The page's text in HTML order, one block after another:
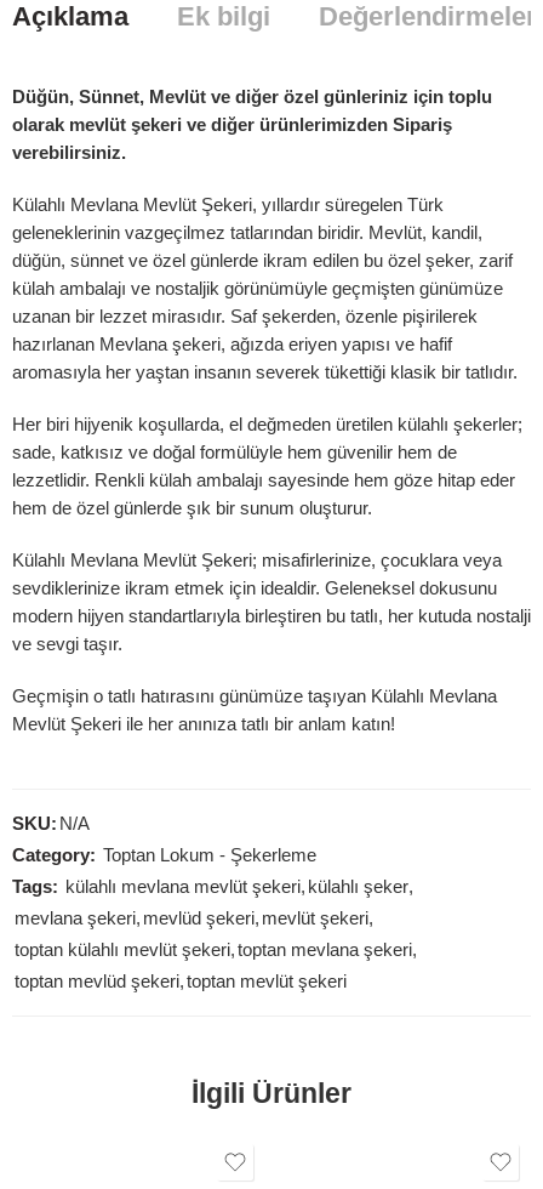
Açıklama Ek bilgi Değerlendirmeler
Düğün, Sünnet, Mevlüt ve diğer özel günleriniz için toplu
olarak mevlüt şekeri ve diğer ürünlerimizden Sipariş
verebilirsiniz.
Külahlı Mevlana Mevlüt Şekeri, yıllardır süregelen Türk
geleneklerinin vazgeçilmez tatlarından biridir. Mevlüt, kandil,
düğün, sünnet ve özel günlerde ikram edilen bu özel şeker, zarif
külah ambalajı ve nostaljik görünümüyle geçmişten günümüze
uzanan bir lezzet mirasıdır. Saf şekerden, özenle pişirilerek
hazırlanan Mevlana şekeri, ağızda eriyen yapısı ve hafif
aromasıyla her yaştan insanın severek tükettiği klasik bir tatlıdır.
Her biri hijyenik koşullarda, el değmeden üretilen külahlı şekerler;
sade, katkısız ve doğal formülüyle hem güvenilir hem de
lezzetlidir. Renkli külah ambalajı sayesinde hem göze hitap eder
hem de özel günlerde şık bir sunum oluşturur.
Külahlı Mevlana Mevlüt Şekeri; misafirlerinize, çocuklara veya
sevdiklerinize ikram etmek için idealdir. Geleneksel dokusunu
modern hijyen standartlarıyla birleştiren bu tatlı, her kutuda nostalji
ve sevgi taşır.
Geçmişin o tatlı hatırasını günümüze taşıyan Külahlı Mevlana
Mevlüt Şekeri ile her anınıza tatlı bir anlam katın!
ekle
göndermek için %1$slogged'a %2$s giriş yapmış olmanız
Log In
SKU: N/A
Category: Toptan Lokum - Şekerleme
Tags: külahlı mevlana mevlüt şekeri, külahlı şeker,
mevlana şekeri, mevlüd şekeri, mevlüt şekeri,
toptan külahlı mevlüt şekeri,toptan mevlana şekeri,
toptan mevlüd şekeri,toptan mevlüt şekeri
İlgili Ürünler